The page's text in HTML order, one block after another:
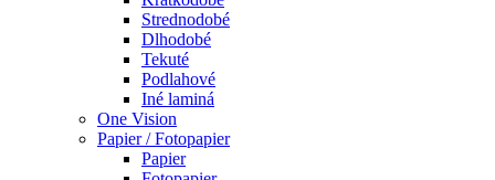
Strednodobé
Dlhodobé
Tekuté
Podlahové
Iné laminá
One Vision
Papier / Fotopapier
Papier